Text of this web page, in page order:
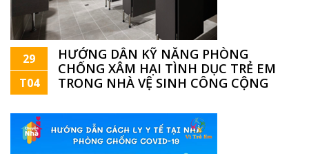
29
T04
HƯỚNG DẪN KỸ NĂNG PHÒNG
CHỐNG XÂM HẠI TÌNH DỤC TRẺ EM
TRONG NHÀ VỆ SINH CÔNG CỘNG